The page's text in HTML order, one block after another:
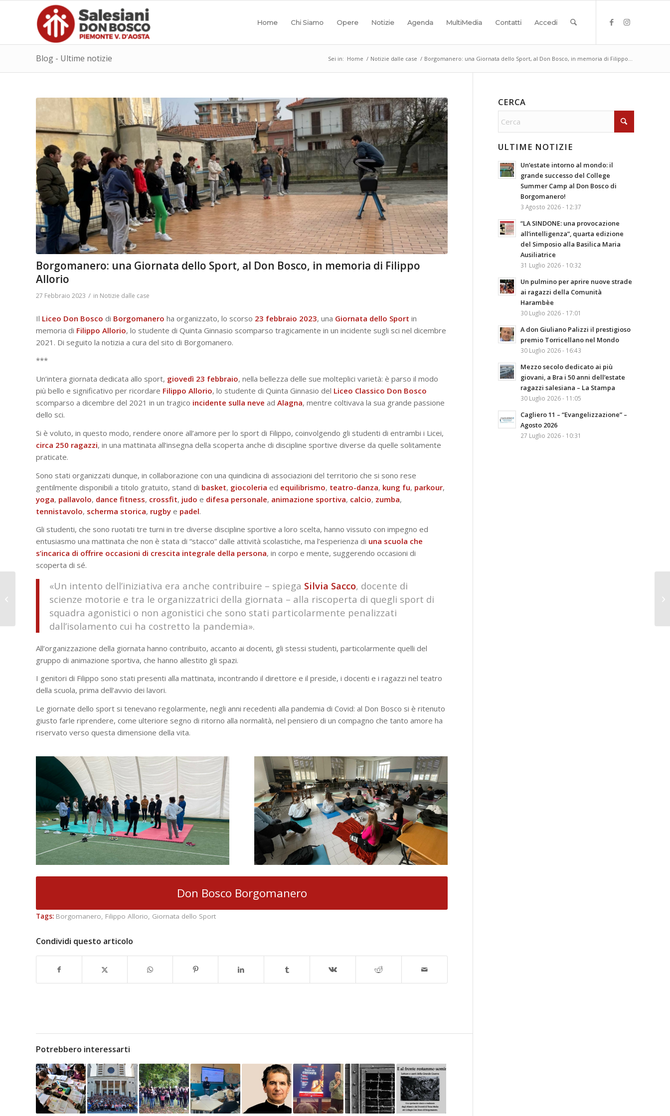
Home Chi Siamo Opere Notizie Agenda MultiMedia Contatti Accedi
Blog - Ultime notizie Sei in: Home / Notizie dalle case / Borgomanero: una Giornata dello Sport, al Don Bosco, in memoria di Filippo...
Borgomanero: una Giornata dello Sport, al Don Bosco, in memoria di Filippo
Allorio
27 Febbraio 2023 / in Notizie dalle case
Il Liceo Don Bosco di Borgomanero ha organizzato, lo scorso 23 febbraio 2023, una Giornata dello Sport in
memoria di Filippo Allorio, lo studente di Quinta Ginnasio scomparso tragicamente in un incidente sugli sci nel dicembre
2021. Di seguito la notizia a cura del sito di Borgomanero.
***
Un’intera giornata dedicata allo sport, giovedì 23 febbraio, nella bellezza delle sue molteplici varietà: è parso il modo
più bello e significativo per ricordare Filippo Allorio, lo studente di Quinta Ginnasio del Liceo Classico Don Bosco
scomparso a dicembre del 2021 in un tragico incidente sulla neve ad Alagna, mentre coltivava la sua grande passione
dello sci.
Si è voluto, in questo modo, rendere onore all’amore per lo sport di Filippo, coinvolgendo gli studenti di entrambi i Licei,
circa 250 ragazzi, in una mattinata all’insegna della scoperta anche di discipline sportive diverse da quelle solitamente
praticate.
Sono stati organizzati dunque, in collaborazione con una quindicina di associazioni del territorio che si sono rese
gentilmente disponibili a titolo gratuito, stand di basket, giocoleria ed equilibrismo, teatro-danza, kung fu, parkour,
yoga, pallavolo, dance fitness, crossfit, judo e difesa personale, animazione sportiva, calcio, zumba,
tennistavolo, scherma storica, rugby e padel.
Gli studenti, che sono ruotati tre turni in tre diverse discipline sportive a loro scelta, hanno vissuto con impegno ed
entusiasmo una mattinata che non è stata di “stacco” dalle attività scolastiche, ma l’esperienza di una scuola che
s’incarica di offrire occasioni di crescita integrale della persona, in corpo e mente, suggerendo occasioni di
scoperta di sé.
«Un intento dell’iniziativa era anche contribuire – spiega Silvia Sacco, docente di
scienze motorie e tra le organizzatrici della giornata – alla riscoperta di quegli sport di
squadra agonistici o non agonistici che sono stati particolarmente penalizzati
dall’isolamento cui ha costretto la pandemia».
All’organizzazione della giornata hanno contribuito, accanto ai docenti, gli stessi studenti, particolarmente quelli del
gruppo di animazione sportiva, che hanno allestito gli spazi.
I genitori di Filippo sono stati presenti alla mattinata, incontrando il direttore e il preside, i docenti e i ragazzi nel teatro
della scuola, prima dell’avvio dei lavori.
Le giornate dello sport si tenevano regolarmente, negli anni recedenti alla pandemia di Covid: al Don Bosco si è ritenuto
giusto farle riprendere, come ulteriore segno di ritorno alla normalità, nel pensiero di un compagno che tanto amore ha
riservato verso questa dimensione della vita.
Don Bosco Borgomanero
Tags: Borgomanero, Filippo Allorio, Giornata dello Sport
Condividi questo articolo
Potrebbero interessarti
CERCA
ULTIME NOTIZIE
Un’estate intorno al mondo: il
grande successo del College
Summer Camp al Don Bosco di
Borgomanero!
3 Agosto 2026 - 12:37
“LA SINDONE: una provocazione
all’intelligenza”, quarta edizione
del Simposio alla Basilica Maria
Ausiliatrice
31 Luglio 2026 - 10:32
Un pulmino per aprire nuove strade
ai ragazzi della Comunità
Harambèe
30 Luglio 2026 - 17:01
A don Giuliano Palizzi il prestigioso
premio Torricellano nel Mondo
30 Luglio 2026 - 16:43
Mezzo secolo dedicato ai più
giovani, a Bra i 50 anni dell’estate
ragazzi salesiana – La Stampa
30 Luglio 2026 - 11:05
Cagliero 11 – “Evangelizzazione” –
Agosto 2026
27 Luglio 2026 - 10:31
“Vincerà chi avrà
popolo” – il
presidente...